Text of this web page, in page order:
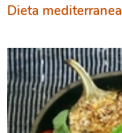
Dieta mediterranea